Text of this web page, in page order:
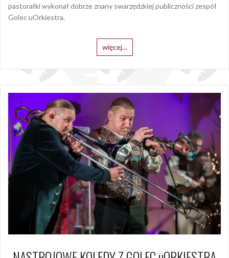
pastorałki wykonał dobrze znany swarzędzkiej publiczności zespół
Golec uOrkiestra.
więcej…